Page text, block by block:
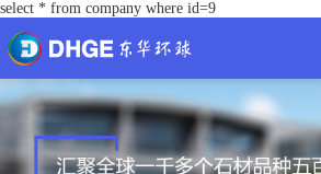
select * from company where id=9